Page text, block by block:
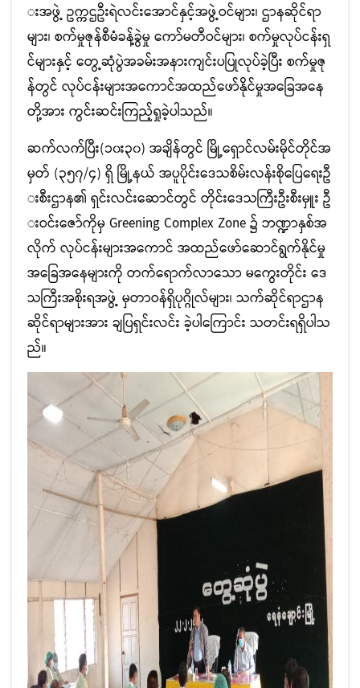
းအဖွဲ့ ဥက္ကဌဦးရဲလင်းအောင်နှင့်အဖွဲ့ဝင်များ၊ ဌာနဆိုင်ရာ
များ၊ စက်မှုဇုန်စီမံခန့်ခွဲမှု ကော်မတီဝင်များ၊ စက်မှုလုပ်ငန်းရှ
င်များနှင့် တွေ့ဆုံပွဲအခမ်းအနားကျင်းပပြုလုပ်ခဲ့ပြီး စက်မှုဇု
န်တွင် လုပ်ငန်းများအကောင်အထည်ဖော်နိုင်မှုအခြေအနေ
တို့အား ကွင်းဆင်းကြည့်ရှုခဲ့ပါသည်။
ဆက်လက်ပြီး(၁၀း၃၀) အချိန်တွင် မြို့ရှောင်လမ်းမိုင်တိုင်အ
မှတ် (၃၅၇/၄) ရှိ မြို့နယ် အပူပိုင်းဒေသစိမ်းလန်းစိုပြေရေးဦ
းစီးဌာန၏ ရှင်းလင်းဆောင်တွင် တိုင်းဒေသကြီးဦးစီးမှူး ဦ
းဝင်းဇော်ကိုမှ Greening Complex Zone ၌ ဘဏ္ဍာနှစ်အ
လိုက် လုပ်ငန်းများအကောင် အထည်ဖော်ဆောင်ရွက်နိုင်မှု
အခြေအနေများကို တက်ရောက်လာသော မကွေးတိုင်း ဒေ
သကြီးအစိုးရအဖွဲ့ မှတာဝန်ရှိပုဂ္ဂိုလ်များ၊ သက်ဆိုင်ရာဌာန
ဆိုင်ရာများအား ချပြရှင်းလင်း ခဲ့ပါကြောင်း သတင်းရရှိပါသ
ည်။